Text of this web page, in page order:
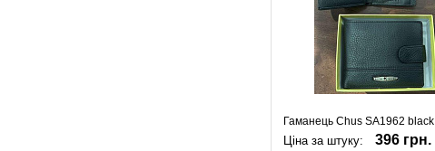
Гаманець Chus SA1962 black
Ціна за штуку: 396 грн.